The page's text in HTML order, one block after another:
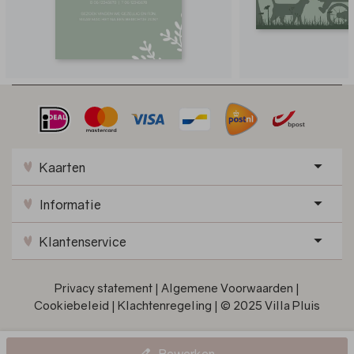
Kaarten
Informatie
Klantenservice
Privacy statement | Algemene Voorwaarden |
Cookiebeleid | Klachtenregeling | © 2025 Villa Pluis